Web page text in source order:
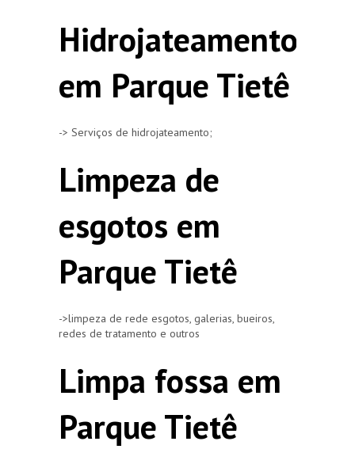
Hidrojateamento
em Parque Tietê
-> Serviços de hidrojateamento;
Limpeza de
esgotos em
Parque Tietê
->limpeza de rede esgotos, galerias, bueiros,
redes de tratamento e outros
Limpa fossa em
Parque Tietê